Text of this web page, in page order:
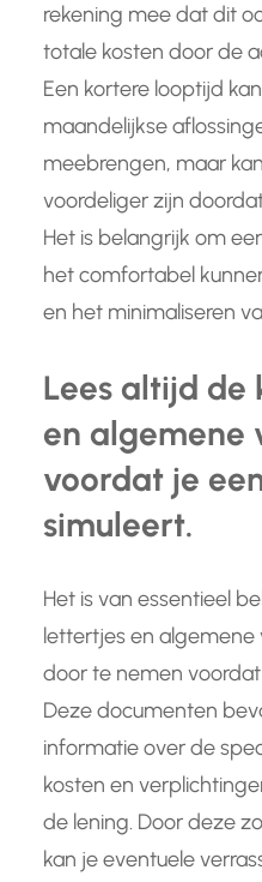
rekening mee dat dit
totale kosten door de
Een kortere looptijd
maandelijkse
meebrengen, maar
voordeliger zijn
Het is belangrijk om
het comfortabel
en het minimaliseren
Lees altijd de
en algemene
voordat je
simuleert.
Het is van essentieel
lettertjes en
door te nemen
Deze documenten
informatie over de
kosten en
de lening. Door deze
kan je eventuele